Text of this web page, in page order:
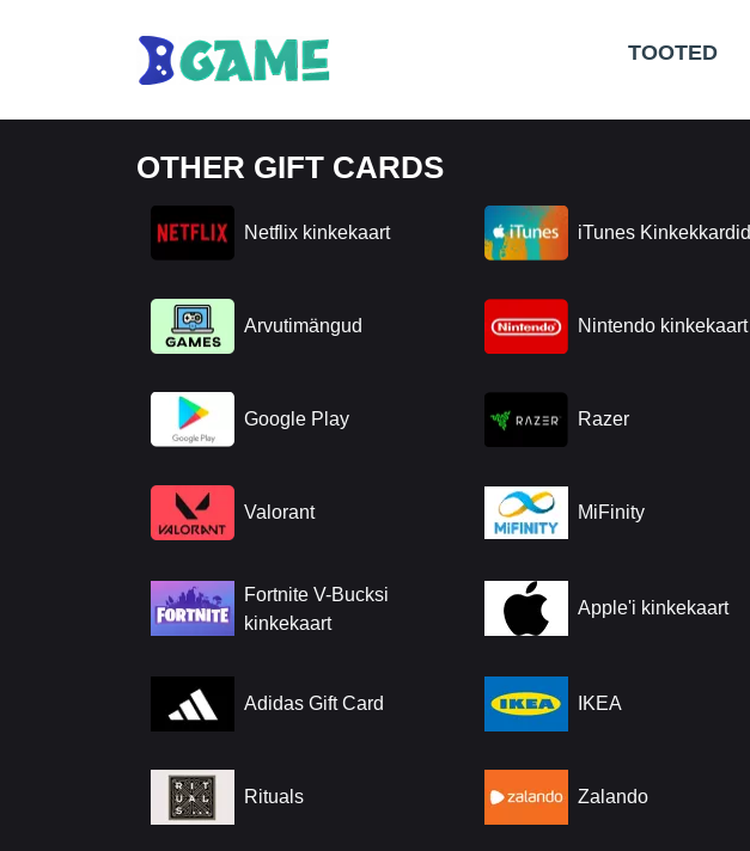
TOOTED
OTHER GIFT CARDS
Netflix kinkekaart iTunes Kinkekkardid
Arvutimängud Nintendo kinkekaart
Google Play Razer
Valorant MiFinity
Fortnite V-Bucksi
kinkekaart
Apple'i kinkekaart
Adidas Gift Card IKEA
Rituals Zalando